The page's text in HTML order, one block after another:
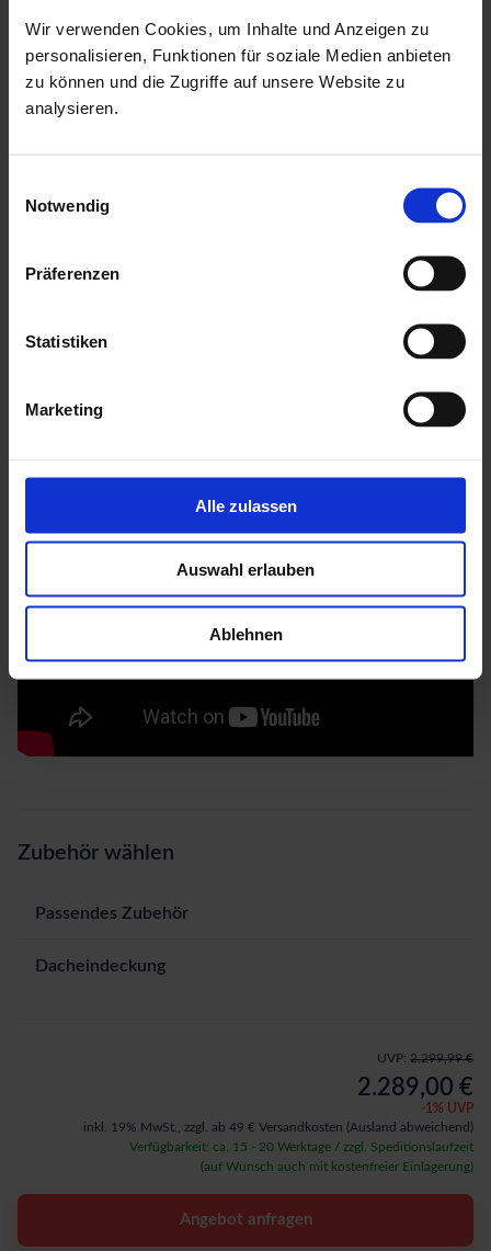
Wir verwenden Cookies, um Inhalte und Anzeigen zu
personalisieren, Funktionen für soziale Medien anbieten
zu können und die Zugriffe auf unsere Website zu
analysieren.
Notwendig
Präferenzen
Statistiken
Marketing
Alle zulassen
Auswahl erlauben
Ablehnen
Witterungseinflüssen und holzzersetzenden Pilzen bereits
geschützt. Die praktische und vormontierte Tür sorgt mit
ihren großzügigen Abmessungen und dem
Gartenhaus und sichert den Inhalt nebenbei effektiv vor
unbefugtem Zugriff. Die Verglasung der Lichtausschnitte
Zubehör wählen
Passendes Zubehör
Dacheindeckung
UVP: 2.299,99 €
2.289,00 €
-1 % UVP
inkl. 19% MwSt., zzgl. ab 49 € Versandkosten (Ausland abweichend)
Verfügbarkeit: ca. 15 - 20 Werktage / zzgl. Speditionslaufzeit
(auf Wunsch auch mit kostenfreier Einlagerung)
Angebot anfragen